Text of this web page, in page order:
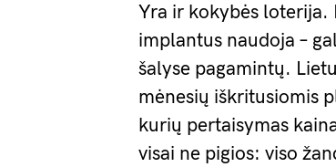
Yra ir kokybės loterija.
implantus naudoja –
šalyse pagamintų.
mėnesių iškritusiomis
kurių pertaisymas
visai ne pigios: viso